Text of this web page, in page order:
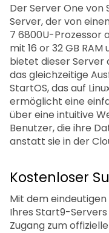
Der Server One
Server, der von
7 6800U-Prozessor
mit 16 or 32 GB RAM
bietet dieser Server
das gleichzeitige
StartOS, das auf
ermöglicht eine
über eine intuitive
Benutzer, die ihre
anstatt sie in der
Kostenloser
Mit dem
Ihres Start9-
Zugang zum